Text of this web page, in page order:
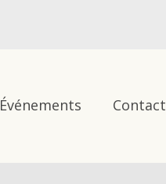
Événements Contact